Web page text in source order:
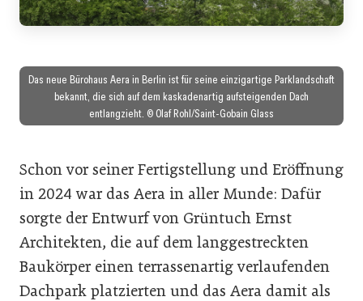
Das neue Bürohaus Aera in Berlin ist für seine einzigartige Parklandschaft
bekannt, die sich auf dem kaskadenartig aufsteigenden Dach
entlangzieht. © Olaf Rohl/Saint-Gobain Glass
Schon vor seiner Fertigstellung und Eröffnung
in 2024 war das Aera in aller Munde: Dafür
sorgte der Entwurf von Grüntuch Ernst
Architekten, die auf dem langgestreckten
Baukörper einen terrassenartig verlaufenden
Dachpark platzierten und das Aera damit als